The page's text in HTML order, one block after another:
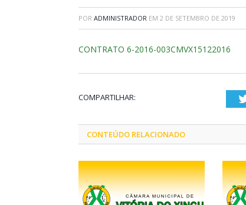
POR ADMINISTRADOR EM 2 DE SETEMBRO DE 2019
CONTRATO 6-2016-003CMVX15122016
COMPARTILHAR:
CONTEÚDO RELACIONADO